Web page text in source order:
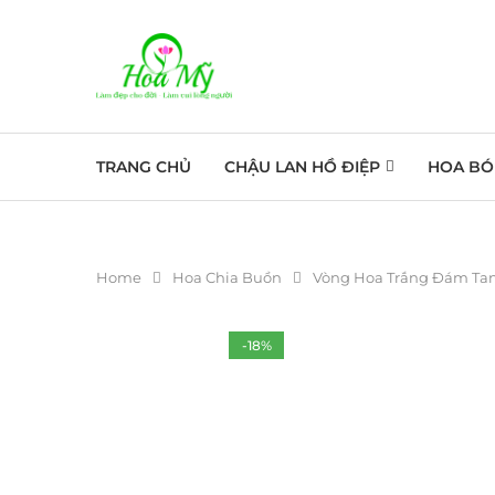
TRANG CHỦ CHẬU LAN HỒ ĐIỆP HOA BÓ
Home Hoa Chia Buồn Vòng Hoa Trắng Đám
-18%